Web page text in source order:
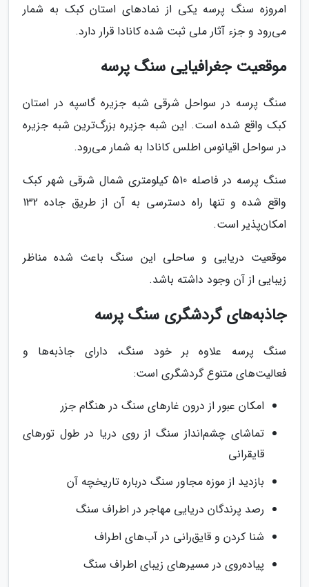
امروزه سنگ پرسه یکی از نمادهای استان کبک به شمار
می‌رود و جزء آثار ملی ثبت شده کانادا قرار دارد.
موقعیت جغرافیایی سنگ پرسه
سنگ پرسه در سواحل شرقی شبه جزیره گاسپه در استان
کبک واقع شده است. این شبه جزیره بزرگ‌ترین شبه جزیره
در سواحل اقیانوس اطلس کانادا به شمار می‌رود.
سنگ پرسه در فاصله 510 کیلومتری شمال شرقی شهر کبک
واقع شده و تنها راه دسترسی به آن از طریق جاده 132
امکان‌پذیر است.
موقعیت دریایی و ساحلی این سنگ باعث شده مناظر
زیبایی از آن وجود داشته باشد.
جاذبه‌های گردشگری سنگ پرسه
سنگ پرسه علاوه بر خود سنگ، دارای جاذبه‌ها و
فعالیت‌های متنوع گردشگری است:
امکان عبور از درون غارهای سنگ در هنگام جزر
تماشای چشم‌انداز سنگ از روی دریا در طول تورهای
قایقرانی
بازدید از موزه مجاور سنگ درباره تاریخچه آن
رصد پرندگان دریایی مهاجر در اطراف سنگ
شنا کردن و قایق‌رانی در آب‌های اطراف
پیاده‌روی در مسیرهای زیبای اطراف سنگ